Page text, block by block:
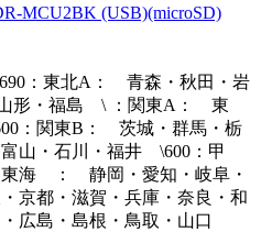
MCU2BK (USB)(microSD)
：東北A： 青森・秋田・岩
形・福島 \ ：関東A： 東
：関東B： 茨城・群馬・栃
・石川・福井 \600：甲
海 ： 静岡・愛知・岐阜・
都・滋賀・兵庫・奈良・和
島・島根・鳥取・山口